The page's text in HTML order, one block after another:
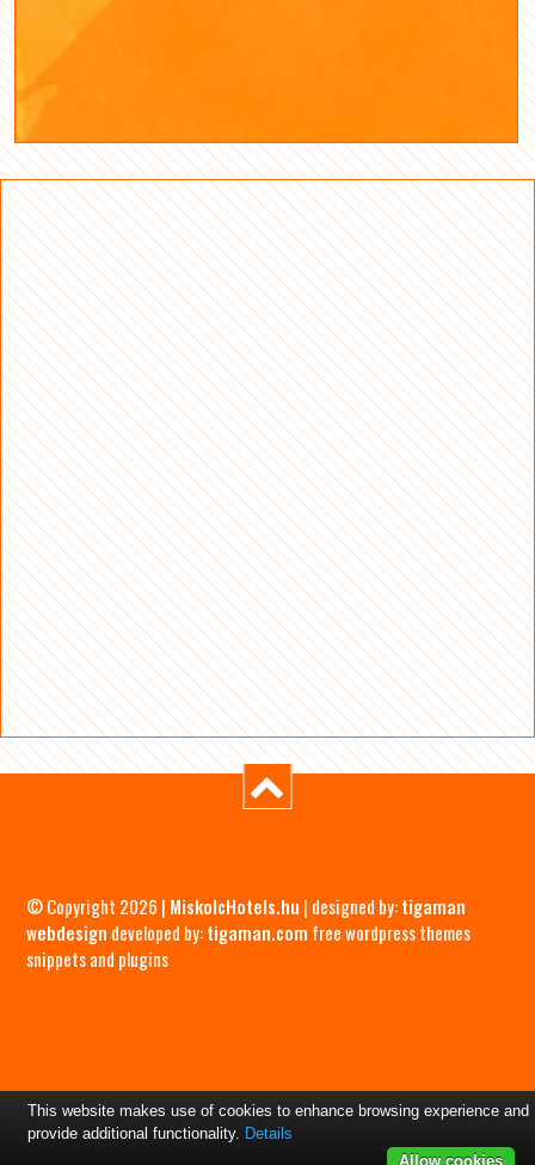
© Copyright 2026 | MiskolcHotels.hu | designed by:tigaman
webdesign developed by:tigaman.com free wordpress themes
snippets and plugins
This website makes use of cookies to enhance browsing experience and
provide additional functionality. Details
Allow cookies